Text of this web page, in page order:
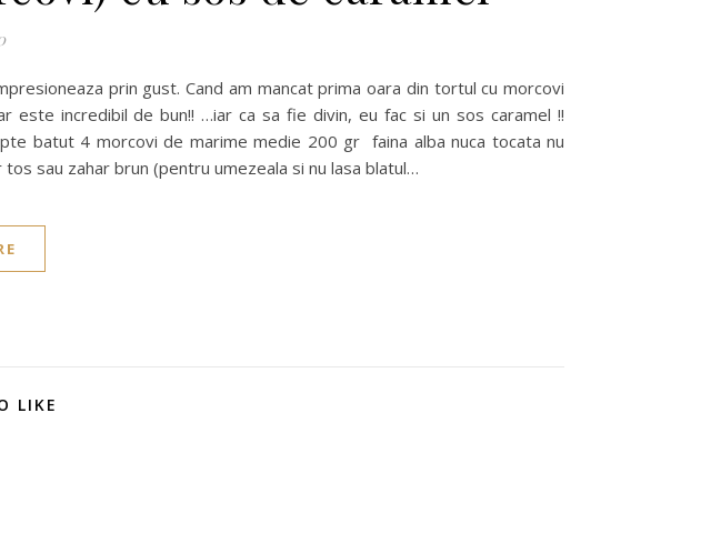
incredibil de bun!! …iar ca sa fie divin, eu fac si un sos caramel !!
batut 4 morcovi de marime medie 200 gr faina alba nuca tocata nu
sau zahar brun (pentru umezeala si nu lasa blatul…
LIKE